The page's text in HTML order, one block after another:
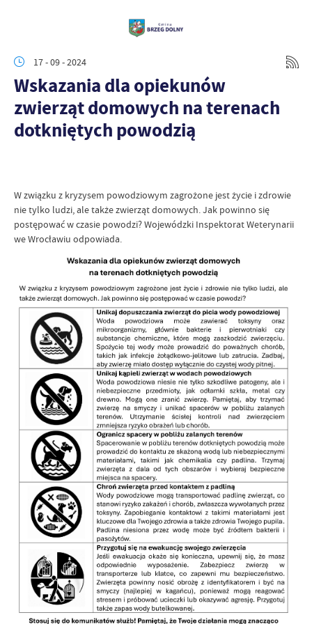
17 - 09 - 2024
Wskazania dla opiekunów
zwierząt domowych na terenach
dotkniętych powodzią
W związku z kryzysem powodziowym zagrożone jest życie i zdrowie
nie tylko ludzi, ale także zwierząt domowych. Jak powinno się
postępować w czasie powodzi? Wojewódzki Inspektorat Weterynarii
we Wrocławiu odpowiada.